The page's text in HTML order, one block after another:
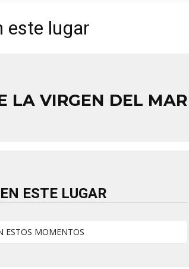
este lugar
LA VIRGEN DEL MAR
ESTE LUGAR
ESTOS MOMENTOS